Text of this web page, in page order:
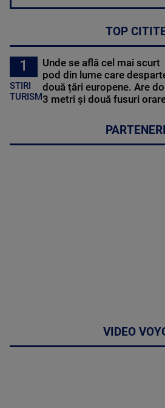
TOP
1
STIRI
TURISM
Unde se află cel mai scurt
pod din lume care
două țări europene. Are
3 metri și două fusuri
PARTENERI
VIDEO